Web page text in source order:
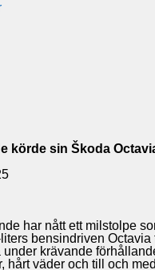
körde sin Škoda
har nått ett milstolpe
bensindriven
under krävande
hårt väder och till och